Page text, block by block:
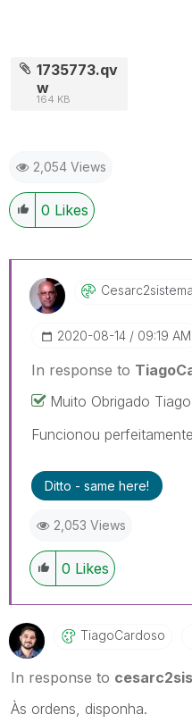
1735773.qv
w
164 KB
2,054 Views
0 Likes
‎2020-08-14 09:19 AM
In response to
Muito Obrigado
Funcionou perfeitamente
Ditto - same here!
2,053 Views
0 Likes
TiagoCardoso
In response to
Às ordens, disponha.